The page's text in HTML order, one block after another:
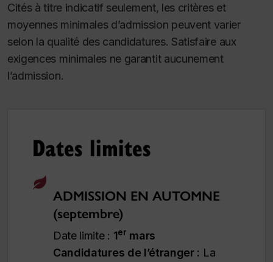
Cités à titre indicatif seulement, les critères et
moyennes minimales d’admission peuvent varier
selon la qualité des candidatures. Satisfaire aux
exigences minimales ne garantit aucunement
l’admission.
Dates limites
ADMISSION EN AUTOMNE
(septembre)
Date limite : 1er mars
Candidatures de l’étranger : La